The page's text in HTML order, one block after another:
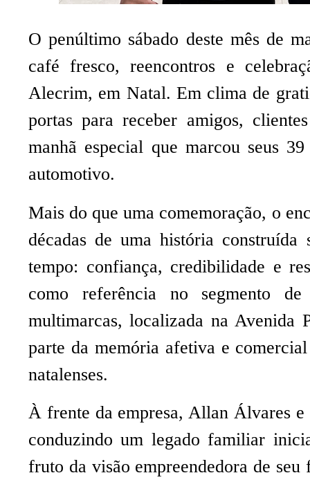
O penúltimo sábado deste mês de
café fresco, reencontros e
Alecrim, em Natal. Em clima de
portas para receber amigos,
manhã especial que marcou seus
automotivo.
Mais do que uma comemoração, o
décadas de uma história
tempo: confiança, credibilidade e
como referência no segmento
multimarcas, localizada na Avenida
parte da memória afetiva e
natalenses.
À frente da empresa, Allan Álvares
conduzindo um legado familiar
fruto da visão empreendedora de